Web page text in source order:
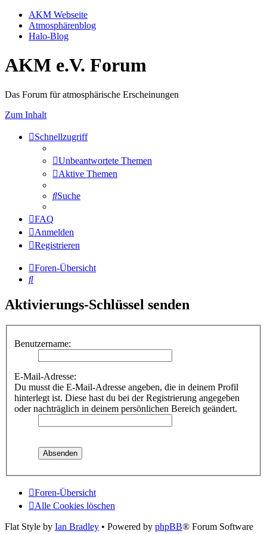
AKM Webseite
Atmosphärenblog
Halo-Blog
AKM e.V. Forum
Das Forum für atmosphärische Erscheinungen
Zum Inhalt
Schnellzugriff
Unbeantwortete Themen
Aktive Themen
Suche
FAQ
Anmelden
Registrieren
Foren-Übersicht
Suche
Aktivierungs-Schlüssel senden
Benutzername:
E-Mail-Adresse:
Du musst die E-Mail-Adresse angeben, die in deinem Profil
hinterlegt ist. Diese hast du bei der Registrierung angegeben
oder nachträglich in deinem persönlichen Bereich geändert.
Foren-Übersicht
Alle Cookies löschen
Flat Style by Ian Bradley • Powered by phpBB® Forum Software